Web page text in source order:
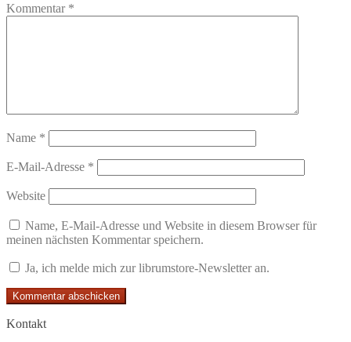
Kommentar *
Name *
E-Mail-Adresse *
Website
Name, E-Mail-Adresse und Website in diesem Browser für
meinen nächsten Kommentar speichern.
Ja, ich melde mich zur librumstore-Newsletter an.
Kontakt